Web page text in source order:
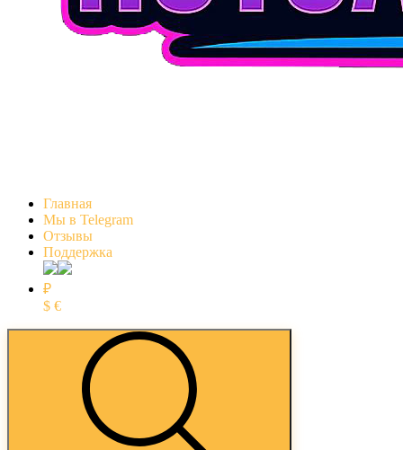
Главная
Мы в Telegram
Отзывы
Поддержка
₽
$ €